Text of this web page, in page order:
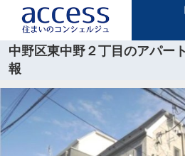
中野区東中野２丁目のアパー
報